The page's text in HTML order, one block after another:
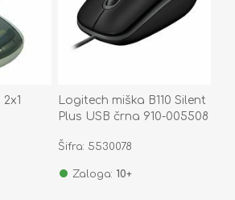
Logitech miška B110 Silent
Plus USB črna 910-005508
Šifra: 5530078
Zaloga: 10+